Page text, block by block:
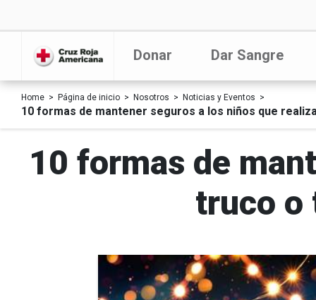
Donar Dar Sangre
Home Página de inicio Nosotros Noticias y Eventos
10 formas de mantener seguros a los niños que
10 formas de
truco o